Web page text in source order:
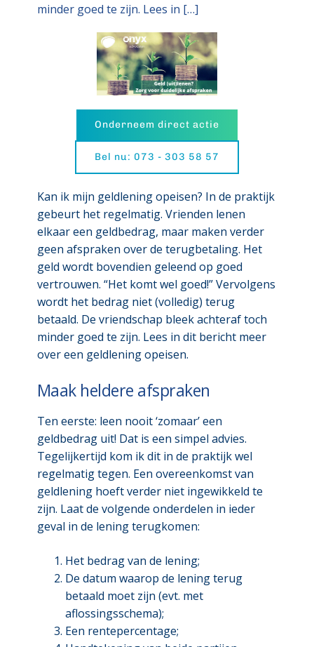
minder goed te zijn. Lees in […]
Onderneem direct actie
Bel nu: 073 - 303 58 57
Kan ik mijn geldlening opeisen? In de praktijk
gebeurt het regelmatig. Vrienden lenen
elkaar een geldbedrag, maar maken verder
geen afspraken over de terugbetaling. Het
geld wordt bovendien geleend op goed
vertrouwen. “Het komt wel goed!” Vervolgens
wordt het bedrag niet (volledig) terug
betaald. De vriendschap bleek achteraf toch
minder goed te zijn. Lees in dit bericht meer
over een geldlening opeisen.
Maak heldere afspraken
Ten eerste: leen nooit ‘zomaar’ een
geldbedrag uit! Dat is een simpel advies.
Tegelijkertijd kom ik dit in de praktijk wel
regelmatig tegen. Een overeenkomst van
geldlening hoeft verder niet ingewikkeld te
zijn. Laat de volgende onderdelen in ieder
geval in de lening terugkomen:
Het bedrag van de lening;
De datum waarop de lening terug
betaald moet zijn (evt. met
aflossingsschema);
Een rentepercentage;